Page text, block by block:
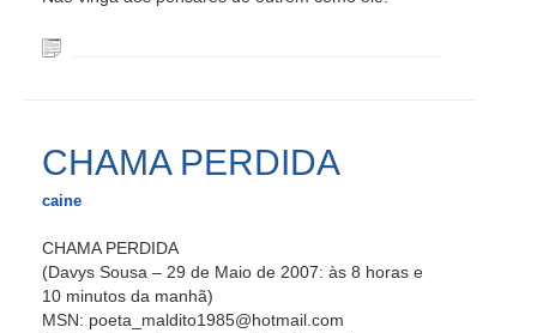
CHAMA PERDIDA
caine
CHAMA PERDIDA
(Davys Sousa – 29 de Maio de 2007: às 8 horas e
10 minutos da manhã)
MSN: poeta_maldito1985@hotmail.com